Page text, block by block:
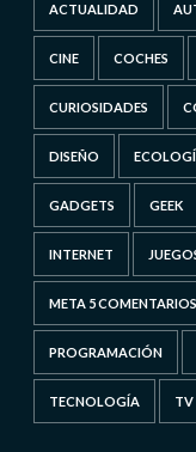
ACTUALIDAD
CINE COCHES
CURIOSIDADES
DISEÑO
GADGETS GEEK
INTERNET
META 5 COMENTARIOS
PROGRAMACIÓN
TECNOLOGÍA TV